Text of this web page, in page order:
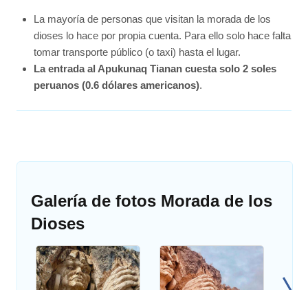
La mayoría de personas que visitan la morada de los
dioses lo hace por propia cuenta. Para ello solo hace falta
tomar transporte público (o taxi) hasta el lugar.
La entrada al Apukunaq Tianan cuesta solo 2 soles
peruanos (0.6 dólares americanos).
Galería de fotos Morada de los
Dioses